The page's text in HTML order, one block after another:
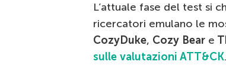
L’attuale fase del test si
ricercatori emulano le
CozyDuke, Cozy Bear e
sulle valutazioni ATT&CK.